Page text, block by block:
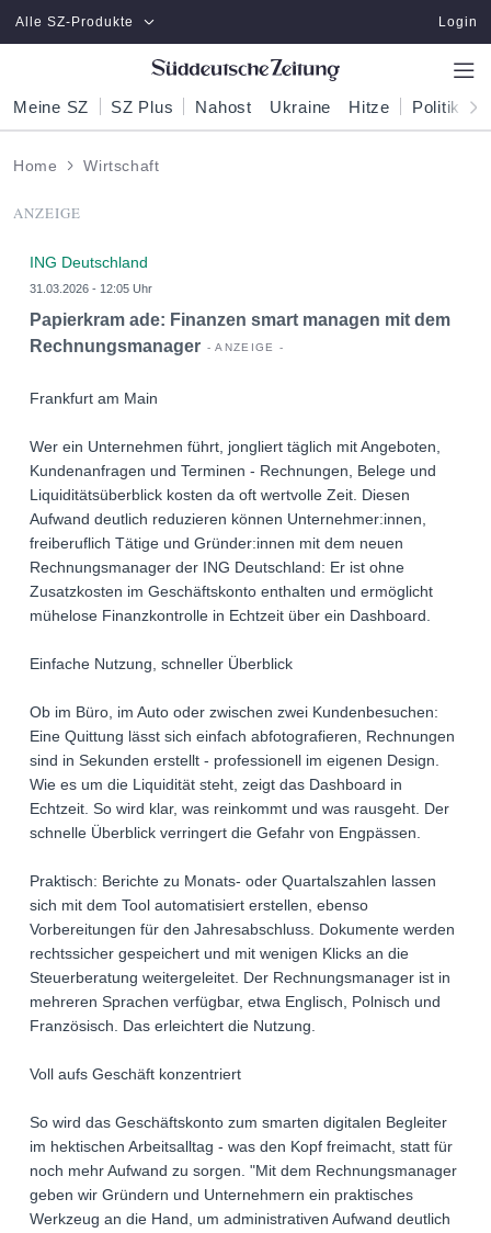
Zum Hauptinhalt springen
Alle SZ-Produkte Login
Meine SZ SZ Plus Nahost Ukraine Hitze Politik
Home Wirtschaft
ANZEIGE
ING Deutschland
31.03.2026 - 12:05 Uhr
Papierkram ade: Finanzen smart managen mit dem
Rechnungsmanager
Frankfurt am Main
Wer ein Unternehmen führt, jongliert täglich mit Angeboten,
Kundenanfragen und Terminen - Rechnungen, Belege und
Liquiditätsüberblick kosten da oft wertvolle Zeit. Diesen
Aufwand deutlich reduzieren können Unternehmer:innen,
freiberuflich Tätige und Gründer:innen mit dem neuen
Rechnungsmanager der ING Deutschland: Er ist ohne
Zusatzkosten im Geschäftskonto enthalten und ermöglicht
mühelose Finanzkontrolle in Echtzeit über ein Dashboard.
Einfache Nutzung, schneller Überblick
Ob im Büro, im Auto oder zwischen zwei Kundenbesuchen:
Eine Quittung lässt sich einfach abfotografieren, Rechnungen
sind in Sekunden erstellt - professionell im eigenen Design.
Wie es um die Liquidität steht, zeigt das Dashboard in
Echtzeit. So wird klar, was reinkommt und was rausgeht. Der
schnelle Überblick verringert die Gefahr von Engpässen.
Praktisch: Berichte zu Monats- oder Quartalszahlen lassen
sich mit dem Tool automatisiert erstellen, ebenso
Vorbereitungen für den Jahresabschluss. Dokumente werden
rechtssicher gespeichert und mit wenigen Klicks an die
Steuerberatung weitergeleitet. Der Rechnungsmanager ist in
mehreren Sprachen verfügbar, etwa Englisch, Polnisch und
Französisch. Das erleichtert die Nutzung.
Voll aufs Geschäft konzentriert
So wird das Geschäftskonto zum smarten digitalen Begleiter
im hektischen Arbeitsalltag - was den Kopf freimacht, statt für
noch mehr Aufwand zu sorgen. "Mit dem Rechnungsmanager
geben wir Gründern und Unternehmern ein praktisches
Werkzeug an die Hand, um administrativen Aufwand deutlich